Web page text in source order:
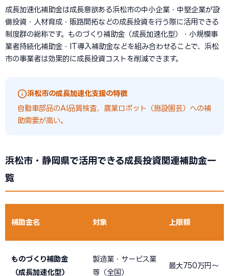
成長加速化補助金は成長意欲ある浜松市の中小企業・中堅企業が設
備投資・人材育成・販路開拓などの成長投資を行う際に活用できる
制度群の総称です。ものづくり補助金（成長加速化型）・小規模事
業者持続化補助金・IT導入補助金などを組み合わせることで、浜松
市の事業者は効果的に成長投資コストを削減できます。
浜松市の成長加速化支援の特徴
自動車部品のAI品質検査、農業ロボット（施設園芸）への補
助需要が高い。
浜松市・静岡県で活用できる成長投資関連補助金一
覧
補助金名 対象 上限額
ものづくり補助金
（成長加速化型）
製造業・サービス業
等（全国）
最大750万円〜